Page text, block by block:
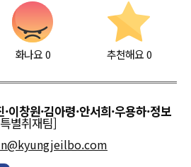
화나요0 추천해요 0
이창원·김아령·안서희·우용하·정보
별취재팀]